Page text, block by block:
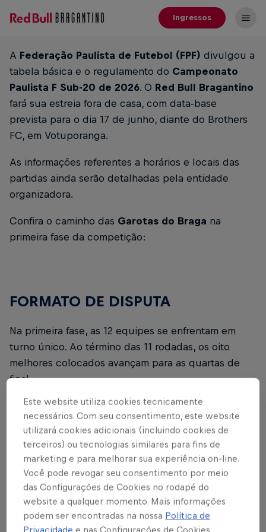
Ingressos
A Federação Paulista de Futebol (FPF) divulgou a
tabela básica e o regulamento do Campeonato
Paulista F Sub-20 de 2026. O Red Bull Bragantino
fará sua estreia fora de casa, com data-base
prevista para o dia 17 de junho, diante do Brothers
FC, em Votuporanga.
As informações referentes a horários e locais das
partidas ainda serão detalhadas pela entidade
organizadora.
Confira o caminho das Garotas do Braga na
primeira fase da competição:
FORMATO DE DISPUTA
Na primeira fase, as 12 equipes se enfrentam em
turno único. Ao término das 11 rodadas, os oito
melhores colocados avançam para as quartas de
final.
As quartas de final e as semifinais serão disputadas
em jogos de ida e volta. Já a decisão acontecerá em
partida única, com mando da equipe de melhor
campanha.
Em caso de empate no placar agregado das fases
eliminatórias ou na final, a vaga e o título serão
definidos em disputa por pênaltis.
Este website utiliza cookies tecnicamente
necessários. Com seu consentimento, este website
utilizará cookies adicionais (incluindo cookies de
terceiros) ou tecnologias similares para fins de
marketing e para melhorar sua experiência on-line.
Você pode revogar seu consentimento por meio
das Configurações de Cookies no rodapé do
website a qualquer momento. Mais informações
podem ser encontradas na nossa Política de
Privacidade e nas Configurações de Cookies